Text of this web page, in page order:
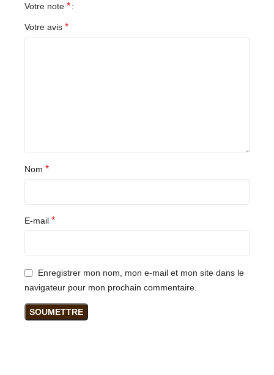
Votre note *
Votre avis *
Nom *
E-mail *
Enregistrer mon nom, mon e-mail et mon site dans le
navigateur pour mon prochain commentaire.